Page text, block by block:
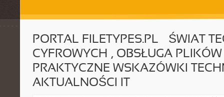
PORTAL FILETYPES.PL – ŚWIAT
CYFROWYCH , OBSŁUGA PLIKÓW
PRAKTYCZNE WSKAZÓWKI
AKTUALNOŚCI IT